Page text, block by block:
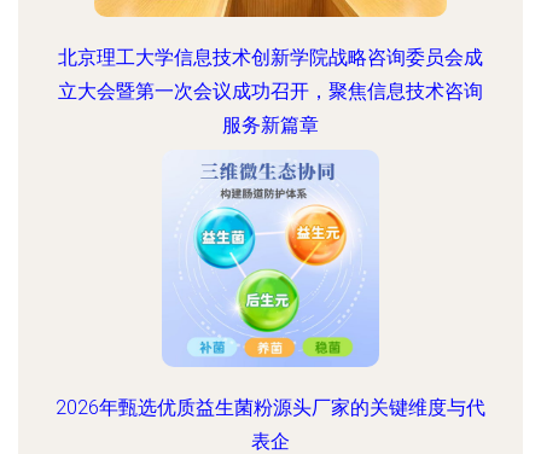
北京理工大学信息技术创新学院战略咨询委员会成
立大会暨第一次会议成功召开，聚焦信息技术咨询
服务新篇章
2026年甄选优质益生菌粉源头厂家的关键维度与代
表企